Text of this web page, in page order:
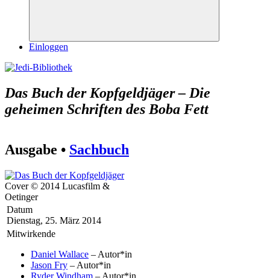
Suchen
Einloggen
Das Buch der Kopfgeldjäger – Die
geheimen Schriften des Boba Fett
Ausgabe • Sachbuch
Cover © 2014 Lucasfilm &
Oetinger
Datum
Dienstag, 25. März 2014
Mitwirkende
Daniel Wallace – Autor*in
Jason Fry – Autor*in
Ryder Windham – Autor*in